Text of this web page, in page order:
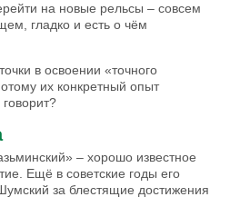
на новые рельсы – совсем
гладко и есть о чём
в освоении «точного
их конкретный опыт
– хорошо известное
Ещё в советские годы его
за блестящие достижения